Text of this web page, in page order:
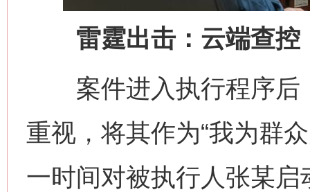
雷霆出击：云端查控
案件进入执行程序后
重视，将其作为“我为群
一时间对被执行人张某